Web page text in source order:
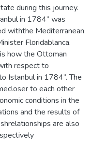
during this journey.
in 1784” was
withthe Mediterranean
Floridablanca.
how the Ottoman
respect to
Istanbul in 1784”. The
to each other
conditions in the
and the results of
are also